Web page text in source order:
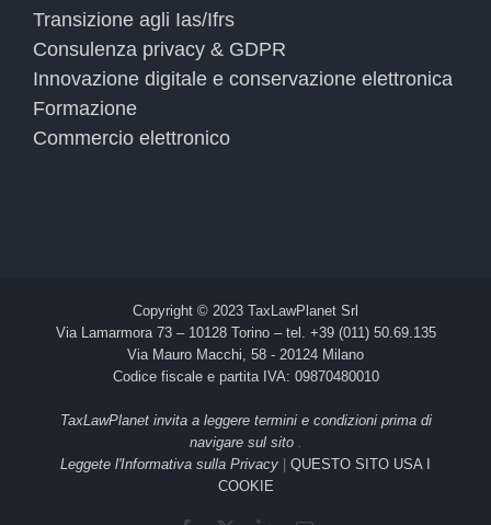
Transizione agli Ias/Ifrs
Consulenza privacy & GDPR
Innovazione digitale e conservazione elettronica
Formazione
Commercio elettronico
Copyright © 2023 TaxLawPlanet Srl
Via Lamarmora 73 – 10128 Torino – tel. +39 (011) 50.69.135
Via Mauro Macchi, 58 - 20124 Milano
Codice fiscale e partita IVA: 09870480010
TaxLawPlanet invita a leggere termini e condizioni prima di
navigare sul sito
Leggete l'Informativa sulla Privacy | QUESTO SITO USA I
COOKIE